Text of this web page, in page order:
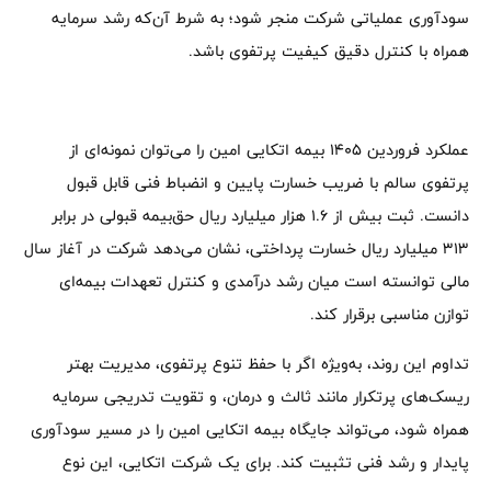
سودآوری عملیاتی شرکت منجر شود؛ به شرط آن‌که رشد سرمایه
همراه با کنترل دقیق کیفیت پرتفوی باشد.
عملکرد فروردین ۱۴۰۵ بیمه اتکایی امین را می‌توان نمونه‌ای از
پرتفوی سالم با ضریب خسارت پایین و انضباط فنی قابل قبول
دانست. ثبت بیش از ۱.۶ هزار میلیارد ریال حق‌بیمه قبولی در برابر
۳۱۳ میلیارد ریال خسارت پرداختی، نشان می‌دهد شرکت در آغاز سال
مالی توانسته است میان رشد درآمدی و کنترل تعهدات بیمه‌ای
توازن مناسبی برقرار کند.
تداوم این روند، به‌ویژه اگر با حفظ تنوع پرتفوی، مدیریت بهتر
ریسک‌های پرتکرار مانند ثالث و درمان، و تقویت تدریجی سرمایه
همراه شود، می‌تواند جایگاه بیمه اتکایی امین را در مسیر سودآوری
پایدار و رشد فنی تثبیت کند. برای یک شرکت اتکایی، این نوع